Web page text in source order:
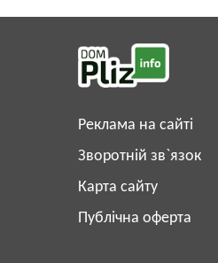
Реклама на сайті
Зворотній зв`язок
Карта сайту
Публічна оферта